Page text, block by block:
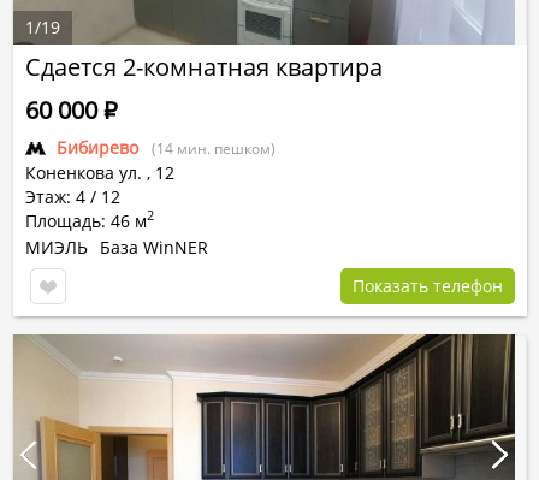
Сдается 2-комнатная квартира
Бибирево (14 мин. пешком)
Коненкова ул. , 12
Этаж: 4 / 12
Площадь: 46 м2
60 000Р
МИЭЛЬ База WinNER
Показать телефон
1/19